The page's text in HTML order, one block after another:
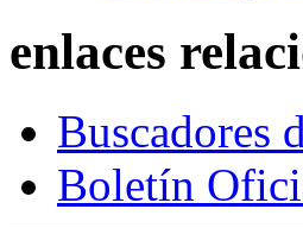
enlaces
Buscadores
Boletín